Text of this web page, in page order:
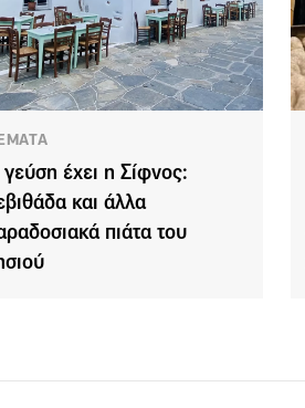
γεύση έχει η Σίφνος:
και άλλα
πιάτα του